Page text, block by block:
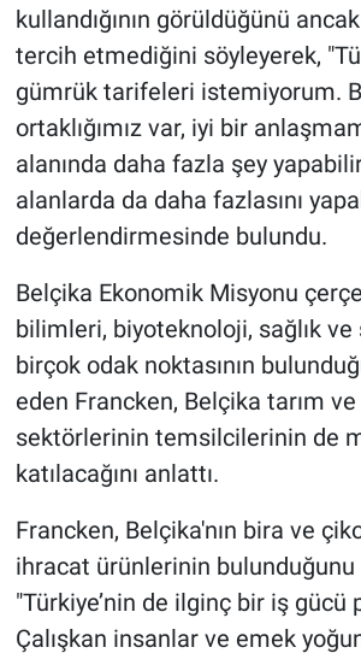
kullandığının görüldüğünü
tercih etmediğini söyleyerek,
gümrük tarifeleri istemiyorum.
ortaklığımız var, iyi bir
alanında daha fazla şey
alanlarda da daha fazlasını
değerlendirmesinde bulundu.
Belçika Ekonomik Misyonu
bilimleri, biyoteknoloji, sağlık
birçok odak noktasının
eden Francken, Belçika tarım
sektörlerinin temsilcilerinin de
katılacağını anlattı.
Francken, Belçika'nın bira ve
ihracat ürünlerinin
"Türkiye’nin de ilginç bir iş gücü
Çalışkan insanlar ve emek